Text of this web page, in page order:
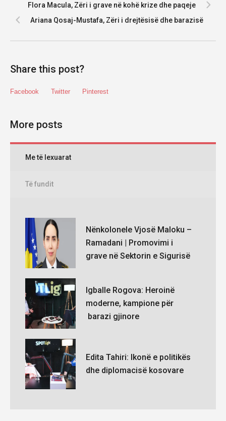
Flora Macula, Zëri i grave në kohë krize dhe paqeje
Ariana Qosaj-Mustafa, Zëri i drejtësisë dhe barazisë
Share this post?
Facebook Twitter Pinterest
More posts
Me të lexuarat
Të fundit
Nënkolonele Vjosë Maloku –
Ramadani | Promovimi i
grave në Sektorin e Sigurisë
Igballe Rogova: Heroinë
moderne, kampione për
barazi gjinore
Edita Tahiri: Ikonë e politikës
dhe diplomacisë kosovare